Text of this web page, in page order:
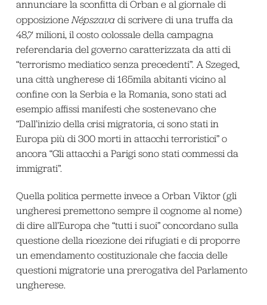
annunciare la sconfitta di Orban e al giornale di
opposizioneNépszava di scrivere di una truffa da
48,7 milioni, il costo colossale della campagna
referendaria del governo caratterizzata da atti di
“terrorismo mediatico senza precedenti”. A Szeged,
una città ungherese di 165mila abitanti vicino al
confine con la Serbia e la Romania, sono stati ad
esempio affissi manifesti che sostenevano che
“Dall’inizio della crisi migratoria, ci sono stati in
Europa più di 300 morti in attacchi terroristici” o
ancora “Gli attacchi a Parigi sono stati commessi da
immigrati”.
Quella politica permette invece a Orban Viktor (gli
ungheresi premettono sempre il cognome al nome)
di dire all’Europa che “tutti i suoi” concordano sulla
questione della ricezione dei rifugiati e di proporre
un emendamento costituzionale che faccia delle
questioni migratorie una prerogativa del Parlamento
ungherese.